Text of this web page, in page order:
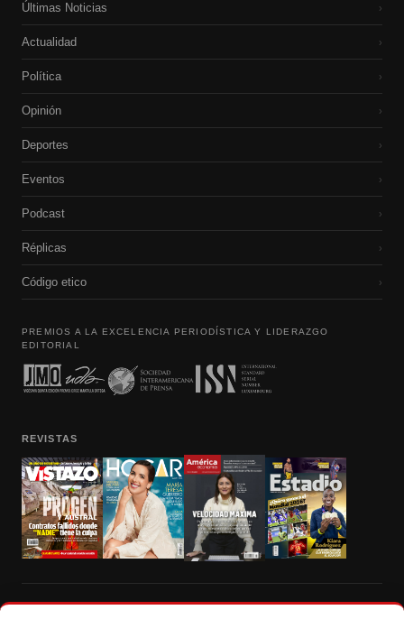
Últimas Noticias ›
Actualidad ›
Política ›
Opinión ›
Deportes ›
Eventos ›
Podcast ›
Réplicas ›
Código etico ›
PREMIOS A LA EXCELENCIA PERIODÍSTICA Y LIDERAZGO
EDITORIAL
REVISTAS